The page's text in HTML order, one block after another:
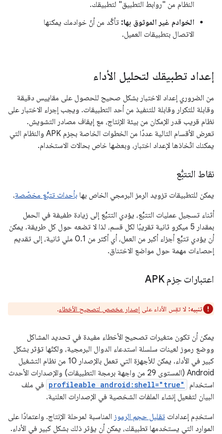
النظام من "روابط التطبيق" لتطبيقك.
الخوادم غير الموثوق بها: تأكَّد من أنّ خوادمك يمكنها
الاتصال بتطبيقات العميل.
إعداد تطبيقك لتحليل الأداء
من الضروري إعداد الاختبار بشكل صحيح للحصول على مقاييس دقيقة
وقابلة للتكرار وقابلة للتنفيذ من أحد التطبيقات. ويجب إجراء الاختبار على
نظام قريب قدر الإمكان من بيئة الإنتاج، مع إيقاف مصادر التشويش.
تعرض الأقسام التالية عددًا من الخطوات الخاصة بحِزم APK والنظام التي
يمكنك اتّخاذها لإعداد اختبار، وبعضها خاص بحالات الاستخدام.
نقاط التتبُّع
يمكن للتطبيقات تزويد الرمز البرمجي الخاص بها بأحداث تتبُّع مخصّصة.
أثناء تسجيل عمليات التتبُّع، يؤدي التتبُّع إلى زيادة طفيفة في الحمل
بمقدار 5 ميكرو ثانية تقريبًا لكل قسم، لذا لا تضعه حول كل طريقة. يمكن
أن يؤدي تتبُّع أجزاء أكبر من العمل، أي أكثر من 0.1 ملي ثانية، إلى تقديم
إحصاءات مهمة حول مواضع الاختناق.
اعتبارات حِزم APK
تنبيه: لا تقِس الأداء على إصدار مخصص لتصحيح الأخطاء.
يمكن أن تكون متغيرات تصحيح الأخطاء مفيدة في تحديد المشاكل
ووضع رموز لعينات سلسلة استدعاء الدوال البرمجية، ولكنّها تؤثر بشكل
كبير في الأداء. يمكن للأجهزة التي تعمل بالإصدار 10 من نظام التشغيل
Android (المستوى 29 من واجهة برمجة التطبيقات) والإصدارات الأحدث
استخدام
profileable android:shell="true" في ملف
البيان لتفعيل إنشاء الملفات الشخصية في الإصدارات العلنية.
استخدِم إعدادات تقليل حجم الرموز المناسبة لمرحلة الإنتاج. واعتمادًا على
الموارد التي يستخدمها تطبيقك، يمكن أن يؤثر ذلك بشكل كبير في الأداء.